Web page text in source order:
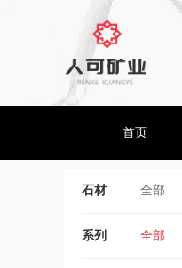
首页
石材 全部
系列 全部